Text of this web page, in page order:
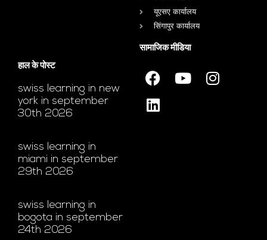
यूएसए कार्यालय
सिंगापुर कार्यालय
हाल के पोस्ट
swiss learning in new
york in september
30th 2026
swiss learning in
miami in september
29th 2026
swiss learning in
bogota in september
24th 2026
सामाजिक मीडिया